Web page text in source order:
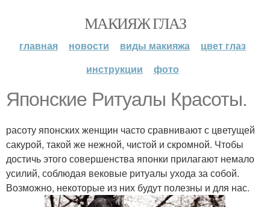
МАКИЯЖ ГЛАЗ
главная новости виды макияжа
цвет глаз
инструкции
фото
Японские Ритуалы Красоты.
расоту японских женщин часто сравнивают с цветущей
сакурой, такой же нежной, чистой и скромной. Чтобы
достичь этого совершенства японки прилагают немало
усилий, соблюдая вековые ритуалы ухода за собой.
Возможно, некоторые из них будут полезны и для нас.